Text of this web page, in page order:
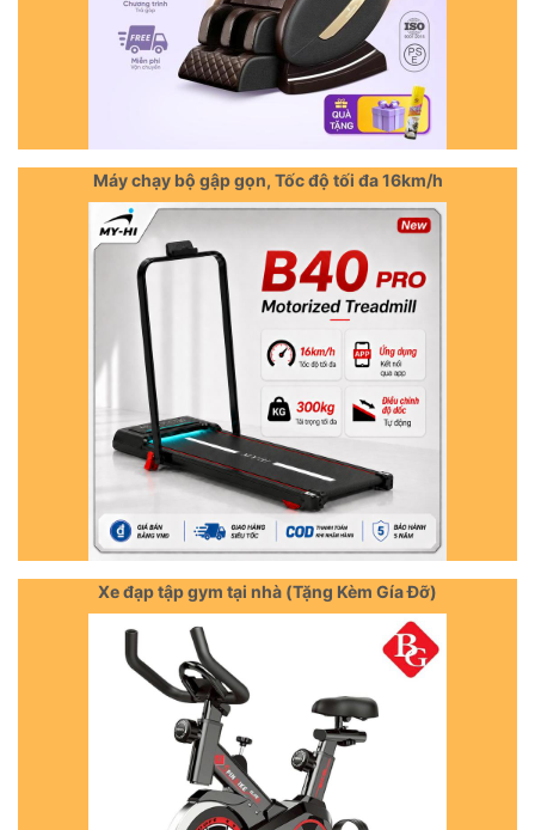
Máy chạy bộ gập gọn, Tốc độ tối đa 16km/h
Xe đạp tập gym tại nhà (Tặng Kèm Gía Đỡ)